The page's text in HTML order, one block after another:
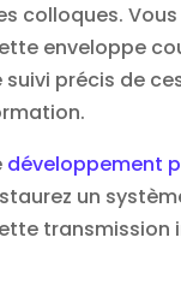
colloques.
enveloppe
suivi précis de
développement
un
transmission